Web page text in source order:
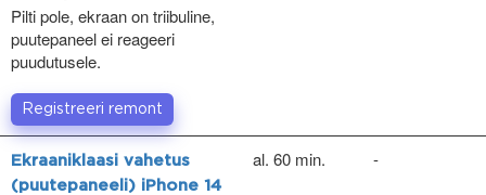
Pilti pole, ekraan on triibuline,
puutepaneel ei reageeri
puudutusele.
Registreeri remont
Ekraaniklaasi vahetus
(puutepaneeli) iPhone 14
al. 60 min. -